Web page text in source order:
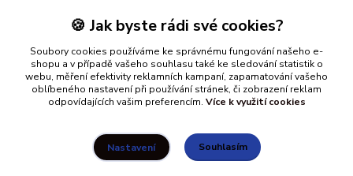
Renata Křenková
+420 739 339 689
Po-Pá, 8:00-16:00 pauza 11:00-13:00
info@hockeydefender.cz
🍪 Jak byste rádi své cookies?
Soubory cookies používáme ke správnému fungování našeho e-
shopu a v případě vašeho souhlasu také ke sledování statistik o
webu, měření efektivity reklamních kampaní, zapamatování vašeho
oblíbeného nastavení při používání stránek, či zobrazení reklam
odpovídajících vašim preferencím. Více k využití cookies
Nastavení Souhlasím